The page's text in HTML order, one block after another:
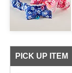
PICK UP ITEM